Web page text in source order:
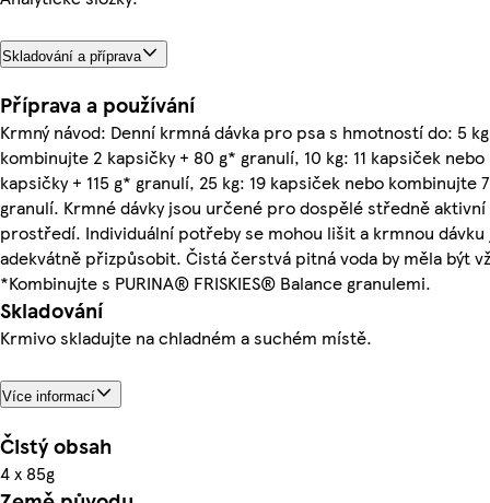
Skladování a příprava
Příprava a používání
Krmný návod: Denní krmná dávka pro psa s hmotností do: 5
kombinujte 2 kapsičky + 80 g* granulí, 10 kg: 11 kapsiček
kapsičky + 115 g* granulí, 25 kg: 19 kapsiček nebo kombinujte
granulí. Krmné dávky jsou určené pro dospělé středně
prostředí. Individuální potřeby se mohou lišit a krmnou
adekvátně přizpůsobit. Čistá čerstvá pitná voda by měla být
*Kombinujte s PURINA® FRISKIES® Balance granulemi.
Skladování
Krmivo skladujte na chladném a suchém místě.
Více informací
Čistý obsah
4 x 85g